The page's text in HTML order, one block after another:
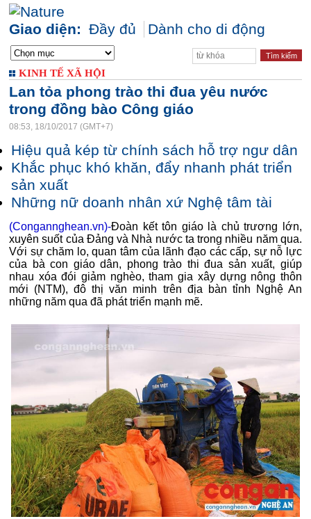
Giao diện: Đầy đủ Dành cho di động
KINH TẾ XÃ HỘI
Lan tỏa phong trào thi đua yêu nước
trong đồng bào Công giáo
08:53, 18/10/2017 (GMT+7)
Hiệu quả kép từ chính sách hỗ trợ ngư dân
Khắc phục khó khăn, đẩy nhanh phát triển
sản xuất
Những nữ doanh nhân xứ Nghệ tâm tài
(Congannghean.vn)-Đoàn kết tôn giáo là chủ trương lớn,
xuyên suốt của Đảng và Nhà nước ta trong nhiều năm qua.
Với sự chăm lo, quan tâm của lãnh đạo các cấp, sự nỗ lực
của bà con giáo dân, phong trào thi đua sản xuất, giúp
nhau xóa đói giảm nghèo, tham gia xây dựng nông thôn
mới (NTM), đô thị văn minh trên địa bàn tỉnh Nghệ An
những năm qua đã phát triển mạnh mẽ.